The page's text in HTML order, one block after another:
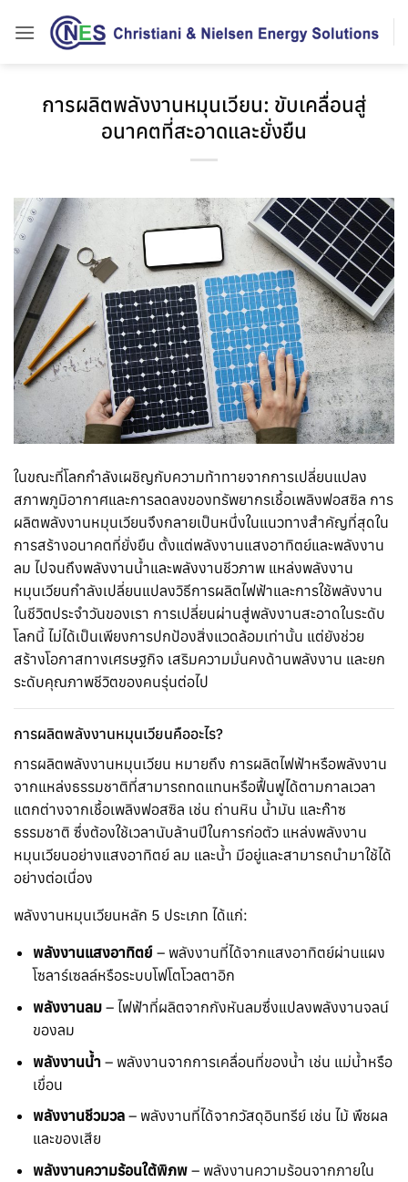
การผลิตพลังงานหมุนเวียน: ขับเคลื่อนสู่
อนาคตที่สะอาดและยั่งยืน
ในขณะที่โลกกำลังเผชิญกับความท้าทายจากการเปลี่ยนแปลง
สภาพภูมิอากาศและการลดลงของทรัพยากรเชื้อเพลิงฟอสซิล การ
ผลิตพลังงานหมุนเวียนจึงกลายเป็นหนึ่งในแนวทางสำคัญที่สุดใน
การสร้างอนาคตที่ยั่งยืน ตั้งแต่พลังงานแสงอาทิตย์และพลังงาน
ลม ไปจนถึงพลังงานน้ำและพลังงานชีวภาพ แหล่งพลังงาน
หมุนเวียนกำลังเปลี่ยนแปลงวิธีการผลิตไฟฟ้าและการใช้พลังงาน
ในชีวิตประจำวันของเรา การเปลี่ยนผ่านสู่พลังงานสะอาดในระดับ
โลกนี้ ไม่ได้เป็นเพียงการปกป้องสิ่งแวดล้อมเท่านั้น แต่ยังช่วย
สร้างโอกาสทางเศรษฐกิจ เสริมความมั่นคงด้านพลังงาน และยก
ระดับคุณภาพชีวิตของคนรุ่นต่อไป
การผลิตพลังงานหมุนเวียนคืออะไร?
การผลิตพลังงานหมุนเวียน หมายถึง การผลิตไฟฟ้าหรือพลังงาน
จากแหล่งธรรมชาติที่สามารถทดแทนหรือฟื้นฟูได้ตามกาลเวลา
แตกต่างจากเชื้อเพลิงฟอสซิล เช่น ถ่านหิน น้ำมัน และก๊าซ
ธรรมชาติ ซึ่งต้องใช้เวลานับล้านปีในการก่อตัว แหล่งพลังงาน
หมุนเวียนอย่างแสงอาทิตย์ ลม และน้ำ มีอยู่และสามารถนำมาใช้ได้
อย่างต่อเนื่อง
พลังงานหมุนเวียนหลัก 5 ประเภท ได้แก่:
พลังงานแสงอาทิตย์– พลังงานที่ได้จากแสงอาทิตย์ผ่านแผง
โซลาร์เซลล์หรือระบบโฟโตโวลตาอิก
พลังงานลม– ไฟฟ้าที่ผลิตจากกังหันลมซึ่งแปลงพลังงานจลน์
ของลม
พลังงานน้ำ– พลังงานจากการเคลื่อนที่ของน้ำ เช่น แม่น้ำหรือ
เขื่อน
พลังงานชีวมวล– พลังงานที่ได้จากวัสดุอินทรีย์ เช่น ไม้ พืชผล
และของเสีย
พลังงานความร้อนใต้พิภพ– พลังงานความร้อนจากภายใน